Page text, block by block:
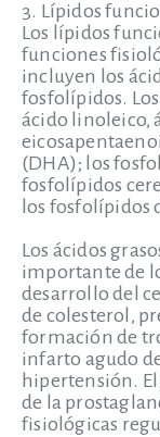
3. Lípidos
Los lípidos
funciones
incluyen los
fosfolípidos.
ácido linoleico,
(DHA); los
fosfolípidos
los fosfolípidos
Los ácidos
importante de
desarrollo del
de colesterol,
formación de
infarto agudo
hipertensión.
de la
fisiológicas